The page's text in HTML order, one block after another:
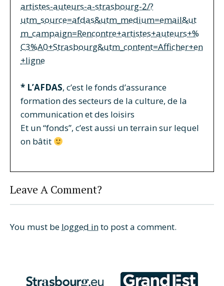
artistes-auteurs-a-strasbourg-2/?
utm_source=afdas&utm_medium=email&ut
m_campaign=Rencontre+artistes+auteurs+%
C3%A0+Strasbourg&utm_content=Afficher+en
+ligne
* L’AFDAS, c’est le fonds d’assurance
formation des secteurs de la culture, de la
communication et des loisirs
Et un “fonds”, c’est aussi un terrain sur lequel
on bâtit
Leave A Comment?
You must be logged into post a comment.